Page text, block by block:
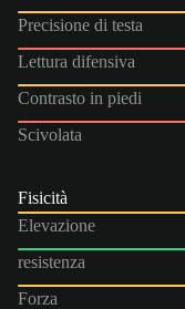
Precisione di testa
Lettura difensiva
Contrasto in piedi
Scivolata
Fisicità
Elevazione
resistenza
Forza